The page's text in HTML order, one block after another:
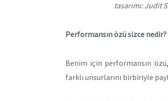
tasarımı: Judit
Performansın özü sizce nedir?
Benim için performansın
farklı unsurlarını birbiriyle